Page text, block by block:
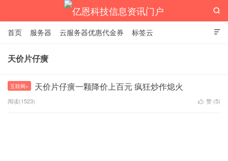
亿恩科技信息资讯门户

首页 服务器 云服务器优惠代金券 标签云

天价片仔癀
互联网+ 天价片仔癀一颗降价上百元 疯狂炒作熄火
阅读(1523)  赞 (5)